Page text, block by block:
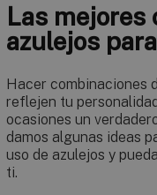
Las mejores
azulejos
Hacer combinaciones
reflejen tu
ocasiones un
damos algunas ideas
uso de azulejos y
ti.